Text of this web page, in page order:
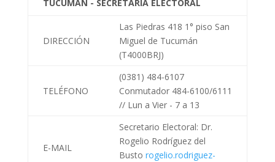
TUCUMÁN - SECRETARIA ELECTORAL
DIRECCIÓN
Las Piedras 418 1° piso San
Miguel de Tucumán
(T4000BRJ)
TELÉFONO
(0381) 484-6107
Conmutador 484-6100/6111
// Lun a Vier - 7 a 13
E-MAIL
Secretario Electoral: Dr.
Rogelio Rodríguez del
Busto rogelio.rodriguez-